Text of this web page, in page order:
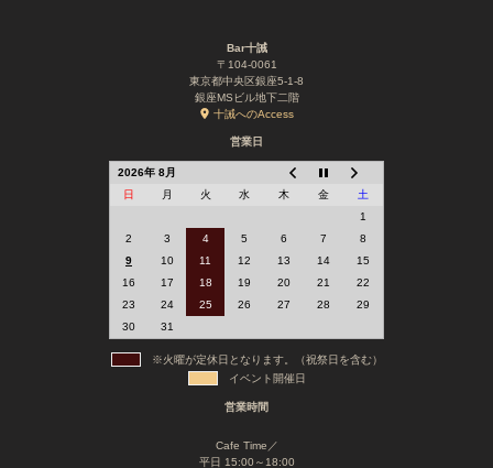
Bar十誡
〒104-0061
東京都中央区銀座5-1-8
銀座MSビル地下二階
十誡へのAccess
営業日
2026年 8月
日
月 火 水 木 金
土
1
2
3 4 5 6 7
8
9
10 11 12 13 14
15
16
17 18 19 20 21
22
23
24 25 26 27 28
29
30
31
※火曜が定休日となります。（祝祭日を含む）
イベント開催日
営業時間
Cafe Time／
平日 15:00～18:00